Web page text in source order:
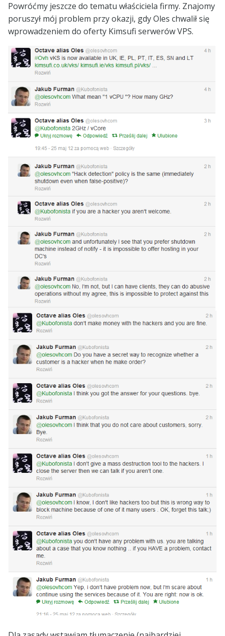
Powróćmy jeszcze do tematu właściciela firmy. Znajomy
poruszył mój problem przy okazji, gdy Oles chwalił się
wprowadzeniem do oferty Kimsufi serwerów VPS.